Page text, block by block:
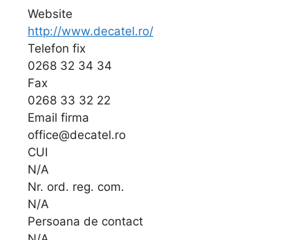
Website
http://www.decatel.ro/
Telefon fix
0268 32 34 34
Fax
0268 33 32 22
Email firma
office@decatel.ro
CUI
N/A
Nr. ord. reg. com.
N/A
Persoana de contact